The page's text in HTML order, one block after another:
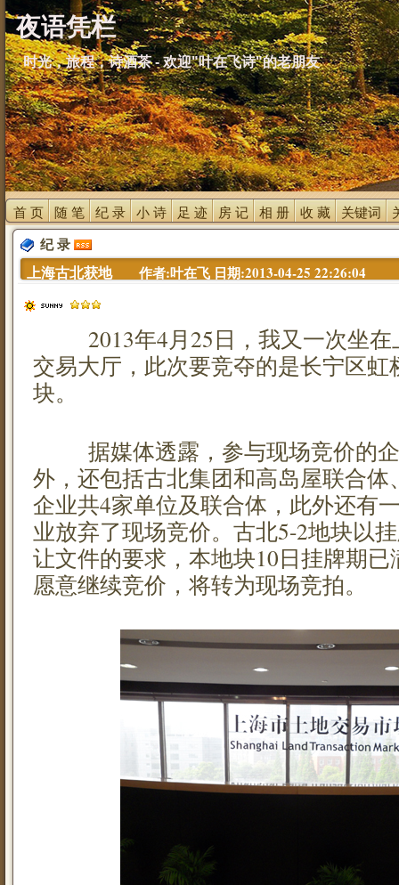
夜语凭栏
时光，旅程，诗酒茶 - 欢迎"叶在飞诗"的老朋友
首 页 随 笔 纪 录 小 诗 足 迹 房 记 相 册 收 藏 关键词
纪 录
上海古北获地 作者:叶在飞 日期:2013-04-25 22:26:04
2013年4月25日，我又一次坐在
交易大厅，此次要竞夺的是长宁区虹
块。
据媒体透露，参与现场竞价的企
外，还包括古北集团和高岛屋联合
企业共4家单位及联合体，此外还有
业放弃了现场竞价。古北5-2地块以
让文件的要求，本地块10日挂牌期
愿意继续竞价，将转为现场竞拍。